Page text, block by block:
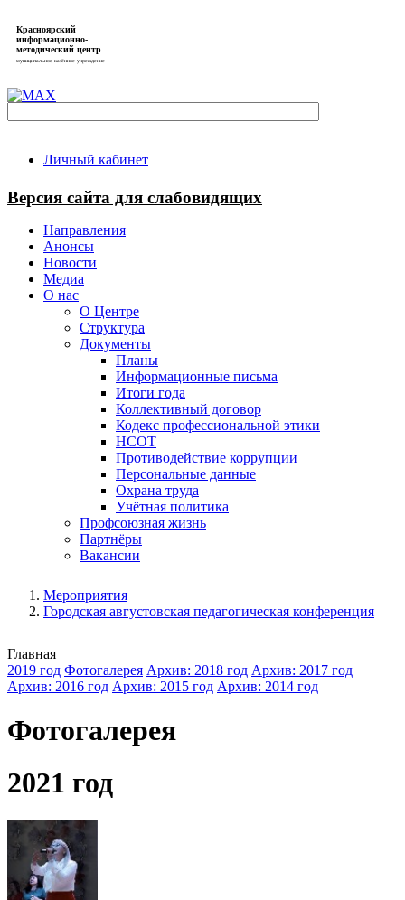
Красноярский
информационно-
методический центр
муниципальное казённое учреждение
Личный кабинет
Версия сайта для слабовидящих
Направления
Анонсы
Новости
Медиа
О нас
О Центре
Структура
Документы
Планы
Информационные письма
Итоги года
Коллективный договор
Кодекс профессиональной этики
НСОТ
Противодействие коррупции
Персональные данные
Охрана труда
Учётная политика
Профсоюзная жизнь
Партнёры
Вакансии
Мероприятия
Городская августовская педагогическая конференция
Главная
2019 год Фотогалерея Архив: 2018 год Архив: 2017 год
Архив: 2016 год Архив: 2015 год Архив: 2014 год
Фотогалерея
2021 год